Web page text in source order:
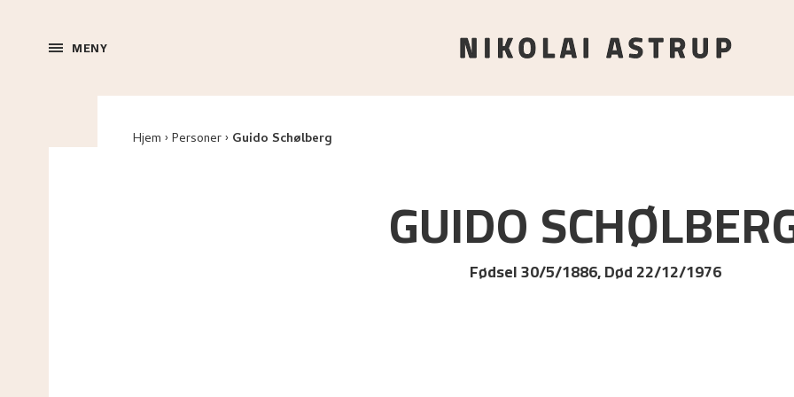
MENY
Hjem Personer Guido Schølberg
GUIDO
Fødsel 30/5/1886, Død 22/12/1976